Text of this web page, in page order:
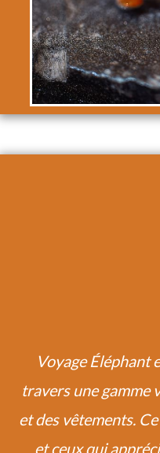
Voyage Éléphant
travers une gamme
et des vêtements.
et ceux qui